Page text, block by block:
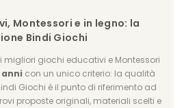
Montessori e in legno: la
Bindi Giochi
migliori giochi educativi e Montessori
anni con un unico criterio: la qualità
Giochi è il punto di riferimento ad
proposte originali, materiali scelti e